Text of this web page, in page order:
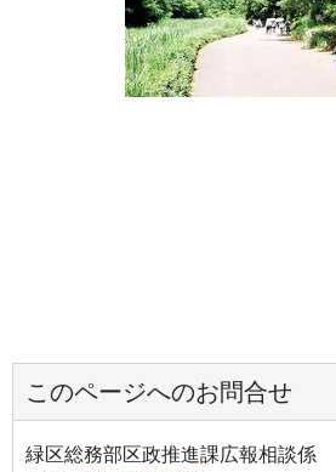
このページへのお問合せ
緑区総務部区政推進課広報相談係